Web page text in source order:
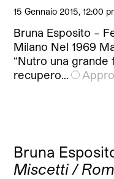
15 Gennaio 2015, 12:00
Bruna Esposito –
Milano Nel 1969
“Nutro una
recupero…
Bruna
Miscetti /